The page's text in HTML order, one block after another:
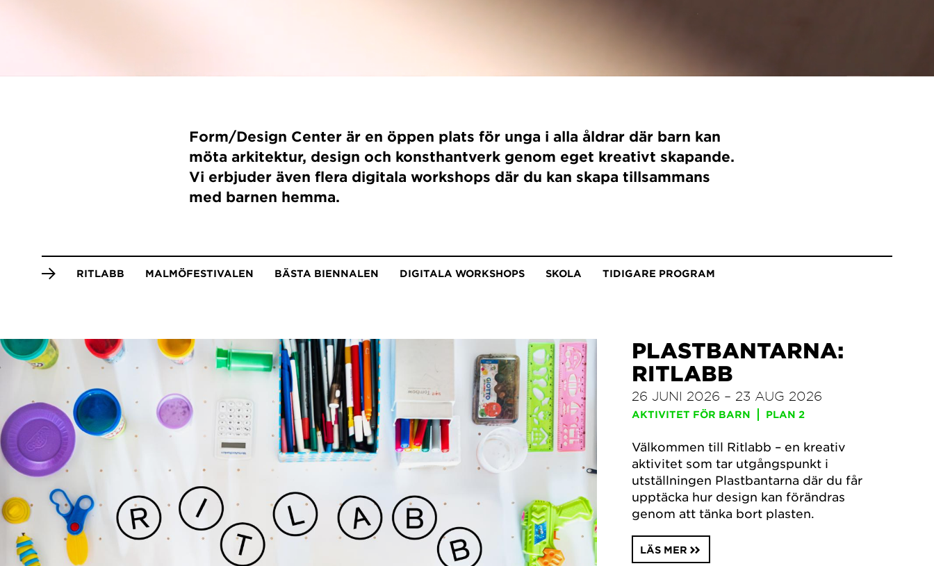
Form/Design Center är en öppen plats för unga i alla åldrar där barn kan
möta arkitektur, design och konsthantverk genom eget kreativt skapande.
Vi erbjuder även flera digitala workshops där du kan skapa tillsammans
med barnen hemma.
menu
RITLABB MALMÖFESTIVALEN BÄSTA BIENNALEN DIGITALA WORKSHOPS SKOLA TIDIGARE PROGRAM
PLASTBANTARNA:
RITLABB
26 JUNI 2026 – 23 AUG 2026
AKTIVITET FÖR BARN PLAN 2
Välkommen till Ritlabb – en kreativ
aktivitet som tar utgångspunkt i
utställningen Plastbantarna där du får
upptäcka hur design kan förändras
genom att tänka bort plasten.
LÄS MER